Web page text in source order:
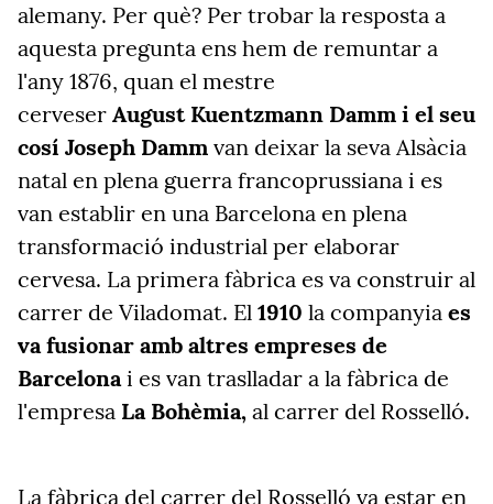
alemany. Per què? Per trobar la resposta a
aquesta pregunta ens hem de remuntar a
l'any 1876, quan el mestre
cerveser August Kuentzmann Damm i el seu
cosí Joseph Damm van deixar la seva Alsàcia
natal en plena guerra francoprussiana i es
van establir en una Barcelona en plena
transformació industrial per elaborar
cervesa. La primera fàbrica es va construir al
carrer de Viladomat. El 1910 la companyia es
va fusionar amb altres empreses de
Barcelonai es van traslladar a la fàbrica de
l'empresa La Bohèmia, al carrer del Rosselló.
La fàbrica del carrer del Rosselló va estar en